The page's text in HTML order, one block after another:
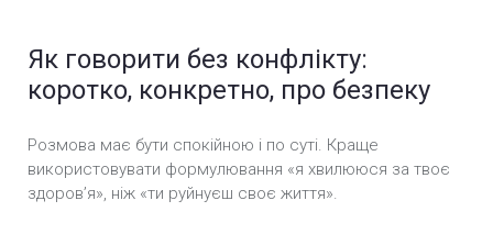
Як говорити без конфлікту:
коротко, конкретно, про безпеку
Розмова має бути спокійною і по суті. Краще
використовувати формулювання «я хвилююся за твоє
здоров’я», ніж «ти руйнуєш своє життя».